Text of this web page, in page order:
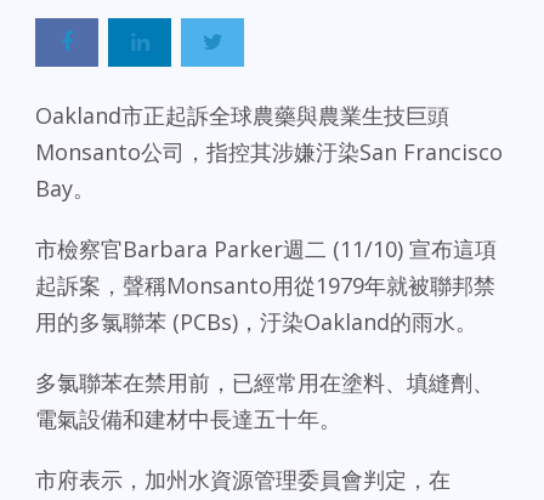
Oakland市正起訴全球農藥與農業生技巨頭
Monsanto公司，指控其涉嫌汙染San Francisco
Bay。
市檢察官Barbara Parker週二 (11/10) 宣布這項
起訴案，聲稱Monsanto用從1979年就被聯邦禁
用的多氯聯苯 (PCBs)，汙染Oakland的雨水。
多氯聯苯在禁用前，已經常用在塗料、填縫劑、
電氣設備和建材中長達五十年。
市府表示，加州水資源管理委員會判定，在